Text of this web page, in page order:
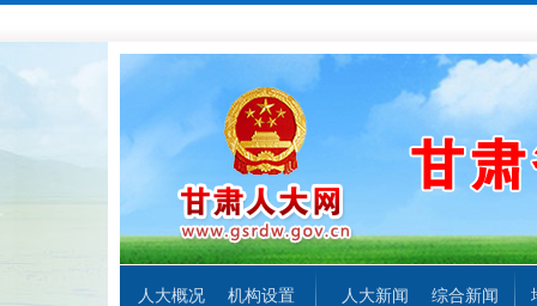
人大概况
机构设置
人大新闻
综合新闻